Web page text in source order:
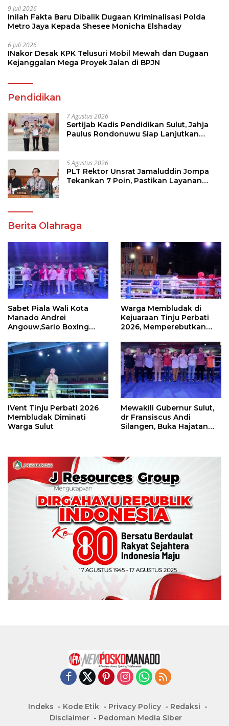
9 Juli 2026
Inilah Fakta Baru Dibalik Dugaan Kriminalisasi Polda
Metro Jaya Kepada Shesee Monicha Elshaday
6 Juli 2026
INakor Desak KPK Telusuri Mobil Mewah dan Dugaan
Kejanggalan Mega Proyek Jalan di BPJN
Pendidikan
7 Agustus 2026
Sertijab Kadis Pendidikan Sulut, Jahja
Paulus Rondonuwu Siap Lanjutkan
5 Agustus 2026
PLT Rektor Unsrat Jamaluddin Jompa
Tekankan 7 Poin, Pastikan Layanan
Berita Olahraga
Sabet Piala Wali Kota
Manado Andrei
Angouw,Sario Boxing
Perbati 2026
Warga Membludak di
Kejuaraan Tinju Perbati
2026, Memperebutkan
IVent Tinju Perbati 2026
Membludak Diminati
Warga Sulut
Mewakili Gubernur Sulut,
dr Fransiscus Andi
Silangen, Buka Hajatan
Indeks Kode Etik Privacy Policy
Redaksi
Disclaimer
Pedoman Media Siber